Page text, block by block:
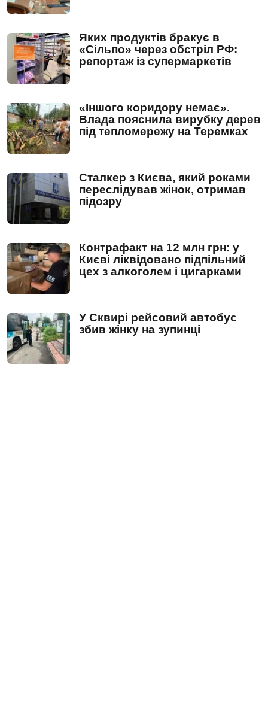
Яких продуктів бракує в
«Сільпо» через обстріл РФ:
репортаж із супермаркетів
«Іншого коридору немає».
Влада пояснила вирубку дерев
під тепломережу на Теремках
Сталкер з Києва, який роками
переслідував жінок, отримав
підозру
Контрафакт на 12 млн грн: у
Києві ліквідовано підпільний
цех з алкоголем і цигарками
У Сквирі рейсовий автобус
збив жінку на зупинці